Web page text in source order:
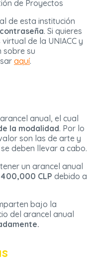
de Proyectos
de esta institución
contraseña. Si quieres
de la UNIACC y
sobre su
aquí.
anual, el cual
la modalidad. Por lo
son las de arte y
deben llevar a cabo.
un arancel anual
CLP debido a
bajo la
del arancel anual